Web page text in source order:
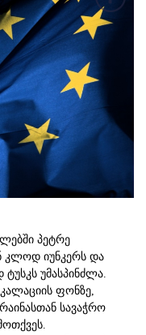
პეტრე
კლოდ იუნკერს და
უმასპინძლა.
ფონზე,
სავაჭრო